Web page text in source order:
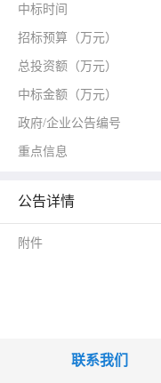
中标时间
招标预算（万元）
总投资额（万元）
中标金额（万元）
政府/企业公告编号
重点信息
公告详情
附件
联系我们